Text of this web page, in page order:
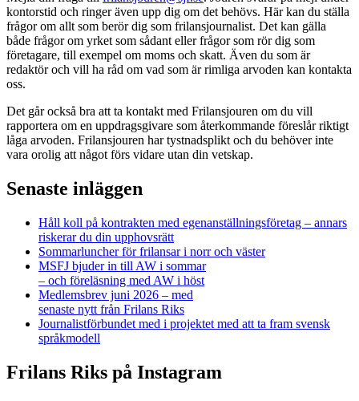
kontorstid och ringer även upp dig om det behövs. Här kan du ställa
frågor om allt som berör dig som frilansjournalist. Det kan gälla
både frågor om yrket som sådant eller frågor som rör dig som
företagare, till exempel om moms och skatt. Även du som är
redaktör och vill ha råd om vad som är rimliga arvoden kan kontakta
oss.
Det går också bra att ta kontakt med Frilansjouren om du vill
rapportera om en uppdragsgivare som återkommande föreslår riktigt
låga arvoden. Frilansjouren har tystnadsplikt och du behöver inte
vara orolig att något förs vidare utan din vetskap.
Senaste inläggen
Håll koll på kontrakten med egenanställningsföretag – annars
riskerar du din upphovsrätt
Sommarluncher för frilansar i norr och väster
MSFJ bjuder in till AW i sommar
– och föreläsning med AW i höst
Medlemsbrev juni 2026 – med
senaste nytt från Frilans Riks
Journalistförbundet med i projektet med att ta fram svensk
språkmodell
Frilans Riks på Instagram